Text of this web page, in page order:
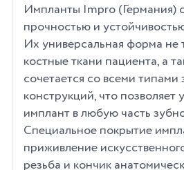
Импланты Impro (Германия)
прочностью и
Их универсальная форма не
костные ткани пациента, а
сочетается со всеми типами
конструкций, что позволяет
имплант в любую часть
Специальное покрытие
приживление
резьба и кончик